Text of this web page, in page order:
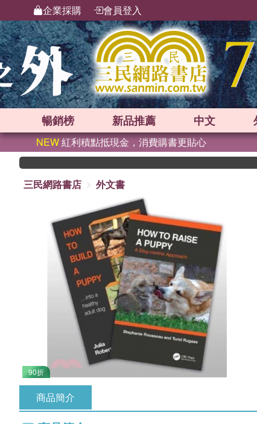
企業採購 會員登入
暢銷榜 新品推薦 中文
NEW紅利積點抵現金，消費購書更貼心
三民網路書店
外文書
90折
商品簡介